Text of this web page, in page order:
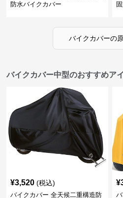
防水バイクカバー
バイクカバーの
バイクカバー中型のおすすめア
¥3,520 (税込)
バイクカバー 全天候二重構造防
¥